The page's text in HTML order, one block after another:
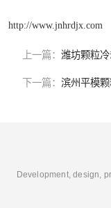
http://www.jnhrdjx.com
上一篇： 潍坊颗粒
下一篇： 滨州平模
Development, design,